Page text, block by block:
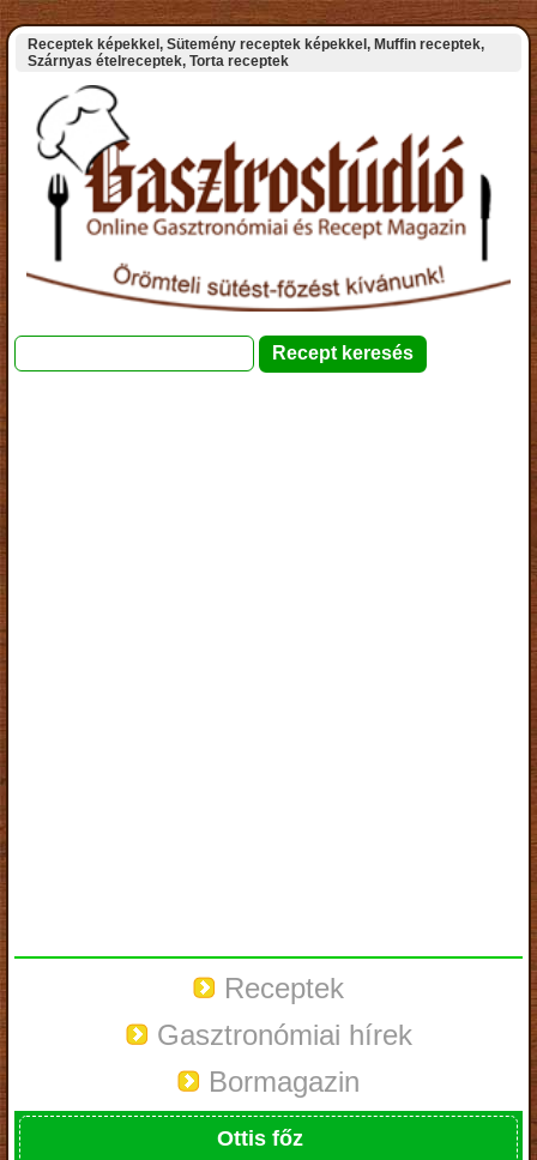
Receptek képekkel, Sütemény receptek képekkel, Muffin receptek,
Szárnyas ételreceptek, Torta receptek
Receptek
Gasztronómiai hírek
Bormagazin
Ottis főz